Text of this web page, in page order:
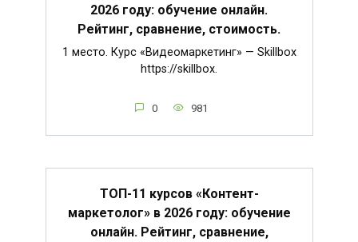
2026 году: обучение онлайн.
Рейтинг, сравнение, стоимость.
1 место. Курс «Видеомаркетинг» — Skillbox
https://skillbox.
0 981
ТОП-11 курсов «Контент-
маркетолог» в 2026 году: обучение
онлайн. Рейтинг, сравнение,